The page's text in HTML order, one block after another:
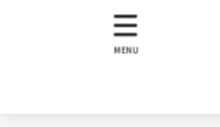
MENU